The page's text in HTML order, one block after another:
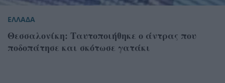
ΕΛΛΑΔΑ
Θεσσαλονίκη: Ταυτοποιήθηκε ο άντρας που
ποδοπάτησε και σκότωσε γατάκι